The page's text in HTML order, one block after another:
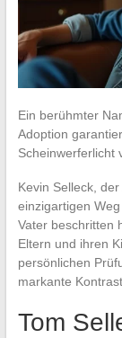
Ein berühmter
Adoption
Scheinwerferlicht
Kevin Selleck,
einzigartigen
Vater beschritten
Eltern und ihren
persönlichen
markante
Tom